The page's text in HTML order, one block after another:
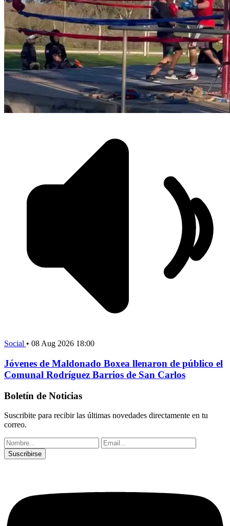
Social • 08 Aug 2026 18:00
Jóvenes de Maldonado Boxea llenaron de público el
Comunal Rodríguez Barrios de San Carlos
Boletín de Noticias
Suscribite para recibir las últimas novedades directamente en tu
correo.
Suscribirse